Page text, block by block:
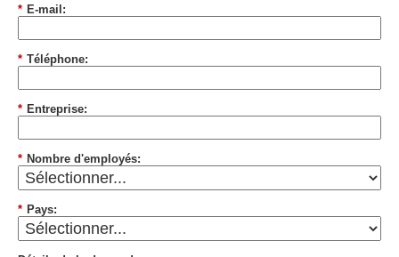
* E-mail:
* Téléphone:
* Entreprise:
* Nombre d'employés:
* Pays: